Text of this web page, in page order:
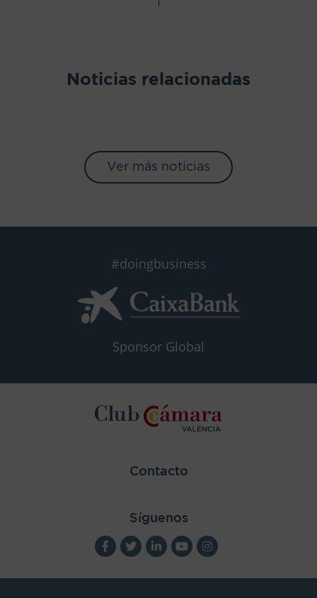
Noticias relacionadas
Ver más noticias
#doingbusiness
Sponsor Global
Contacto
Síguenos